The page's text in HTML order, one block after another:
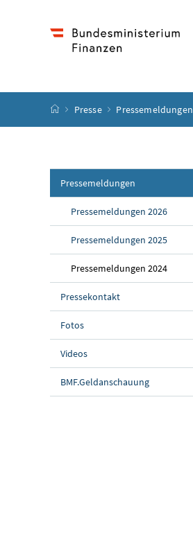
Startseite
Presse Pressemeldungen
Pressemeldungen
Pressemeldungen 2026
Pressemeldungen 2025
Pressemeldungen 2024
Pressekontakt
Fotos
Videos
BMF.Geldanschauung